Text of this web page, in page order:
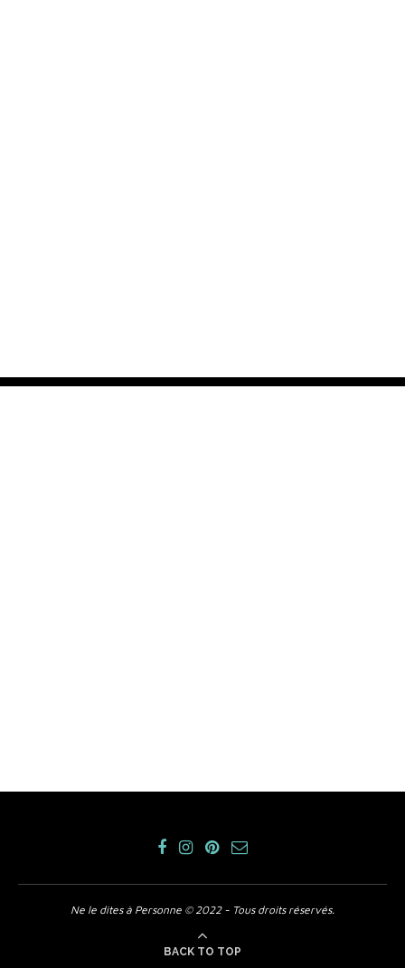
Ne le dites à Personne © 2022 - Tous droits réservés.
BACK TO TOP